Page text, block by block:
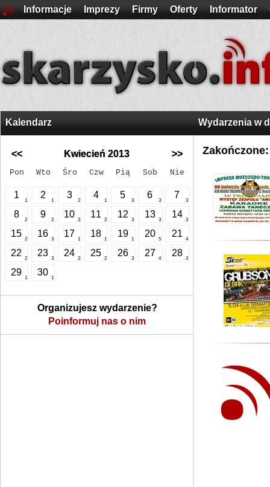
Informacje Imprezy Firmy Oferty Informator
Kalendarz
<< Kwiecień 2013 >>
Pon Wto Śro Czw Pią Sob Nie
1
1
2
1
3
2
4
1
5
3
6
3
7
3
8
2
9
2
10
3
11
2
12
3
13
3
14
3
15
2
16
3
17
1
18
1
19
1
20
5
21
4
22
2
23
3
24
3
25
2
26
3
27
4
28
3
29
1
30
1
Organizujesz wydarzenie?
Poinformuj nas o nim
Wydarzenia w
Zakończone: